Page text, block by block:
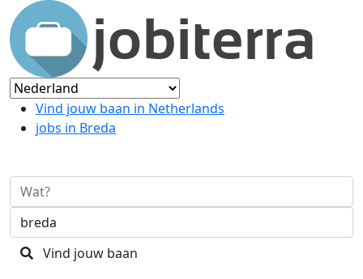
Vind jouw baan in Netherlands
jobs in Breda
Vind jouw baan